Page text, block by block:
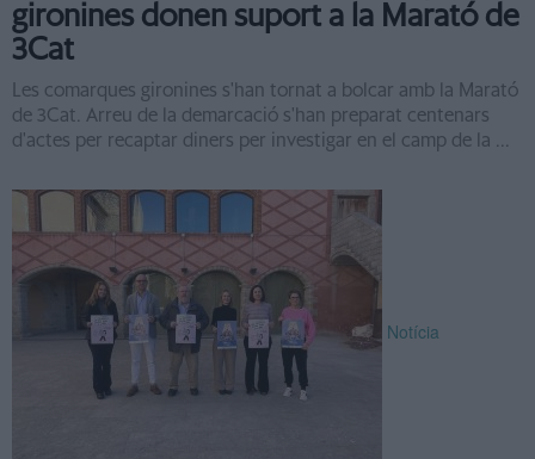
gironines donen suport a la Marató de
3Cat
Les comarques gironines s'han tornat a bolcar amb la Marató
de 3Cat. Arreu de la demarcació s'han preparat centenars
d'actes per recaptar diners per investigar en el camp de la ...
Notícia